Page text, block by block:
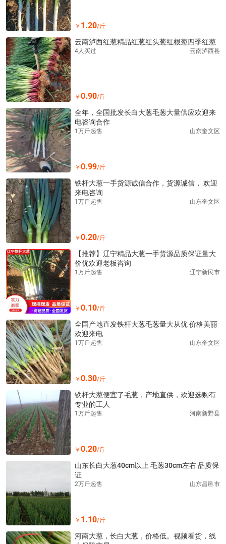
￥ 1.20/斤
云南泸西红葱精品红葱红头葱红根葱四季红葱
4人买过 云南泸西县
￥ 0.90/斤
全年，全国批发长白大葱毛葱大量供应欢迎来
电咨询合作
1万斤起售 山东奎文区
￥ 0.99/斤
铁杆大葱一手货源诚信合作，货源诚信， 欢迎
来电咨询
1万斤起售 山东奎文区
￥ 0.20/斤
【推荐】辽宁精品大葱一手货源品质保证量大
价优欢迎老板咨询
1万斤起售 辽宁新民市
￥ 0.10/斤
全国产地直发铁杆大葱毛葱量大从优 价格美丽
欢迎来电
1万斤起售 山东奎文区
￥ 0.30/斤
铁杆大葱便宜了毛葱，产地直供，欢迎选购有
专业的工人
1万斤起售 河南新野县
￥ 0.20/斤
山东长白大葱40cm以上 毛葱30cm左右 品质保
证
2万斤起售 山东昌邑市
￥ 1.10/斤
河南大葱，长白大葱，价格低。视频看货，线